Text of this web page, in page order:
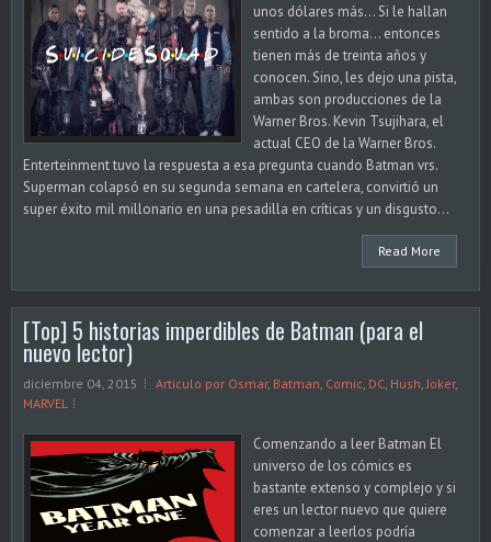
unos dólares más... Si le hallan
sentido a la broma... entonces
tienen más de treinta años y
conocen. Sino, les dejo una pista,
ambas son producciones de la
Warner Bros. Kevin Tsujihara, el
actual CEO de la Warner Bros.
Enterteinment tuvo la respuesta a esa pregunta cuando Batman vrs.
Superman colapsó en su segunda semana en cartelera, convirtió un
super éxito mil millonario en una pesadilla en críticas y un disgusto...
Read More
[Top] 5 historias imperdibles de Batman (para el
nuevo lector)
diciembre 04, 2015 Articulo por Osmar, Batman Comic DC Hush Joker,
MARVEL
Comenzando a leer Batman El
universo de los cómics es
bastante extenso y complejo y si
eres un lector nuevo que quiere
comenzar a leerlos podría